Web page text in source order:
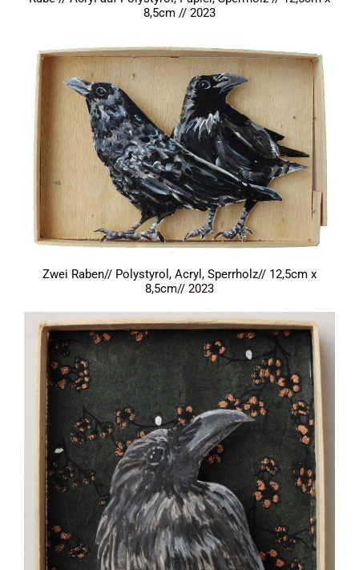
8,5cm // 2023
Zwei Raben// Polystyrol, Acryl, Sperrholz// 12,5cm x
8,5cm// 2023